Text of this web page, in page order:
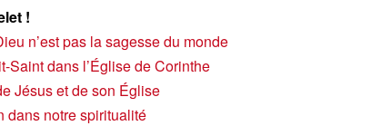
!
n’est pas la sagesse du monde
Saint dans l’Église de Corinthe
Jésus et de son Église
dans notre spiritualité